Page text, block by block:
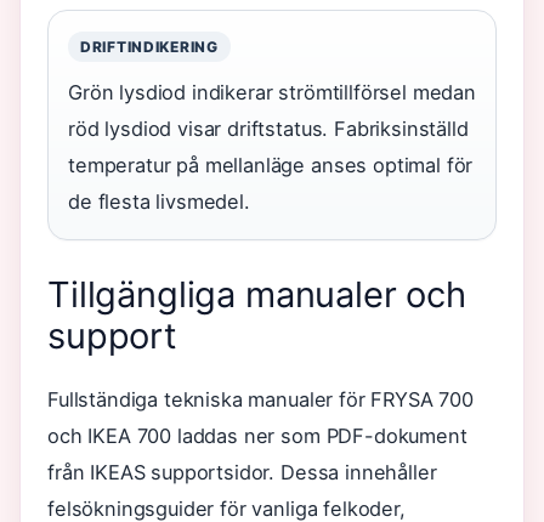
DRIFTINDIKERING
Grön lysdiod indikerar strömtillförsel medan
röd lysdiod visar driftstatus. Fabriksinställd
temperatur på mellanläge anses optimal för
de flesta livsmedel.
Tillgängliga manualer och
support
Fullständiga tekniska manualer för FRYSA 700
och IKEA 700 laddas ner som PDF-dokument
från IKEAS supportsidor. Dessa innehåller
felsökningsguider för vanliga felkoder,